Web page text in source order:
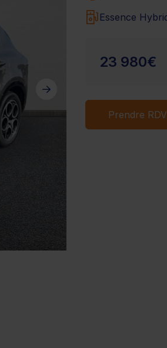
Essence
23 980€
Prendre RDV